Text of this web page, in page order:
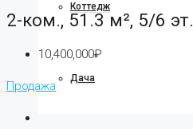
Коттедж
Дача
2-ком., 51.3 м², 5/6 эт.
10,400,000₽
Продажа